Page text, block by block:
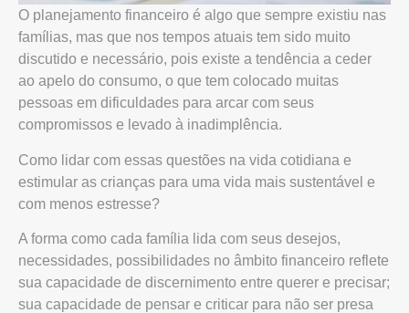
O planejamento financeiro é algo que sempre existiu nas
famílias, mas que nos tempos atuais tem sido muito
discutido e necessário, pois existe a tendência a ceder
ao apelo do consumo, o que tem colocado muitas
pessoas em dificuldades para arcar com seus
compromissos e levado à inadimplência.
Como lidar com essas questões na vida cotidiana e
estimular as crianças para uma vida mais sustentável e
com menos estresse?
A forma como cada família lida com seus desejos,
necessidades, possibilidades no âmbito financeiro reflete
sua capacidade de discernimento entre querer e precisar;
sua capacidade de pensar e criticar para não ser presa